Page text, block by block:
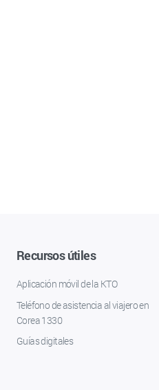
Recursos útiles
Aplicación móvil de la KTO
Teléfono de asistencia al viajero en
Corea 1330
Guías digitales